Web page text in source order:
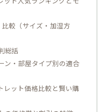
較（サイズ・加湿方
総括
ン・部屋タイプ別の適合
レット価格比較と賢い購